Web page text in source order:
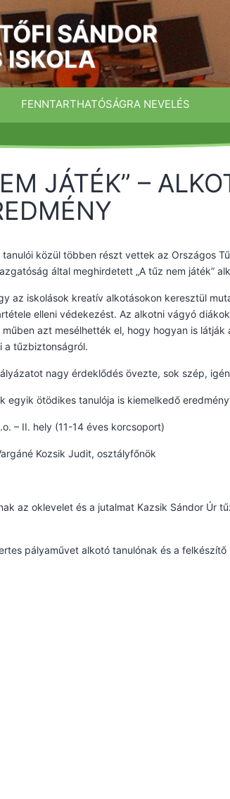
SÁNDOR
ISKOLA
FENNTARTHATÓSÁGRA NEVELÉS
JÁTÉK” –
közül többen részt vettek az Országos
által meghirdetett „A tűz nem játék”
az iskolások kreatív alkotásokon keresztül
elleni védekezést. Az alkotni vágyó
azt mesélhették el, hogy hogyan is
a tűzbiztonságról.
nagy érdeklődés övezte, sok szép,
egyik ötödikes tanulója is kiemelkedő
– II. hely (11-14 éves korcsoport)
Kozsik Judit, osztályfőnök
az oklevelet és a jutalmat Kazsik Sándor Úr
pályaművet alkotó tanulónak és a